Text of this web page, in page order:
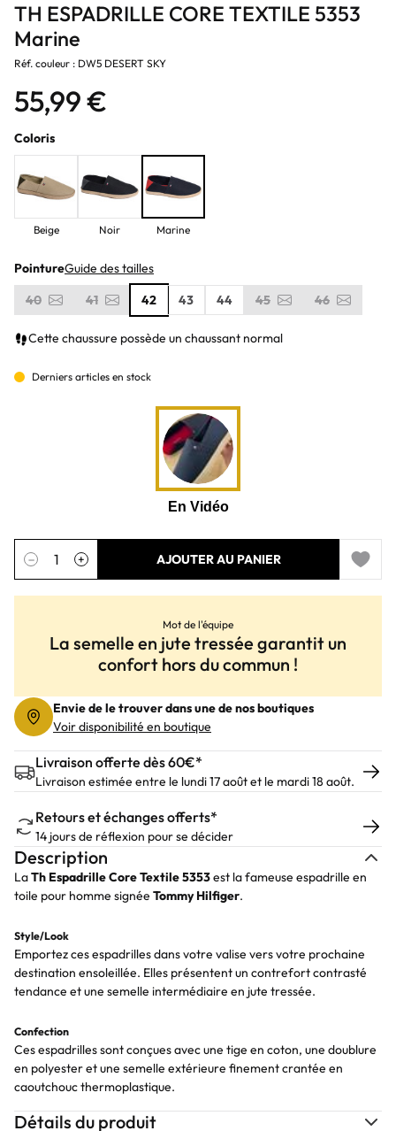
TH ESPADRILLE CORE TEXTILE 5353
Marine
Réf. couleur : DW5 DESERT SKY
55,99 €
Coloris
Beige Noir Marine
PointureGuide des tailles
40
41 42 43 44 45 46
Cette chaussure possède un chaussant normal
Derniers articles en stock
Quantité
− + AJOUTER AU PANIER
Add to
Envie de le trouver dans une de nos boutiques
Voir disponibilité en boutique
Livraison offerte dès 60€*
Livraison estimée entre le lundi 17 août et le mardi 18 août.
Retours et échanges offerts*
14 jours de réflexion pour se décider
Mot de l'équipe
La semelle en jute tressée garantit un
confort hors du commun !
Description
LaTh Espadrille Core Textile 5353est la fameuse espadrille en
toile pour homme signée Tommy Hilfiger.
Style/Look
Emportez ces espadrilles dans votre valise vers votre prochaine
destination ensoleillée. Elles présentent un contrefort contrasté
tendance et une semelle intermédiaire en jute tressée.
Confection
Ces espadrilles sont conçues avec une tige en coton, une doublure
en polyester et une semelle extérieure finement crantée en
caoutchouc thermoplastique.
Détails du produit